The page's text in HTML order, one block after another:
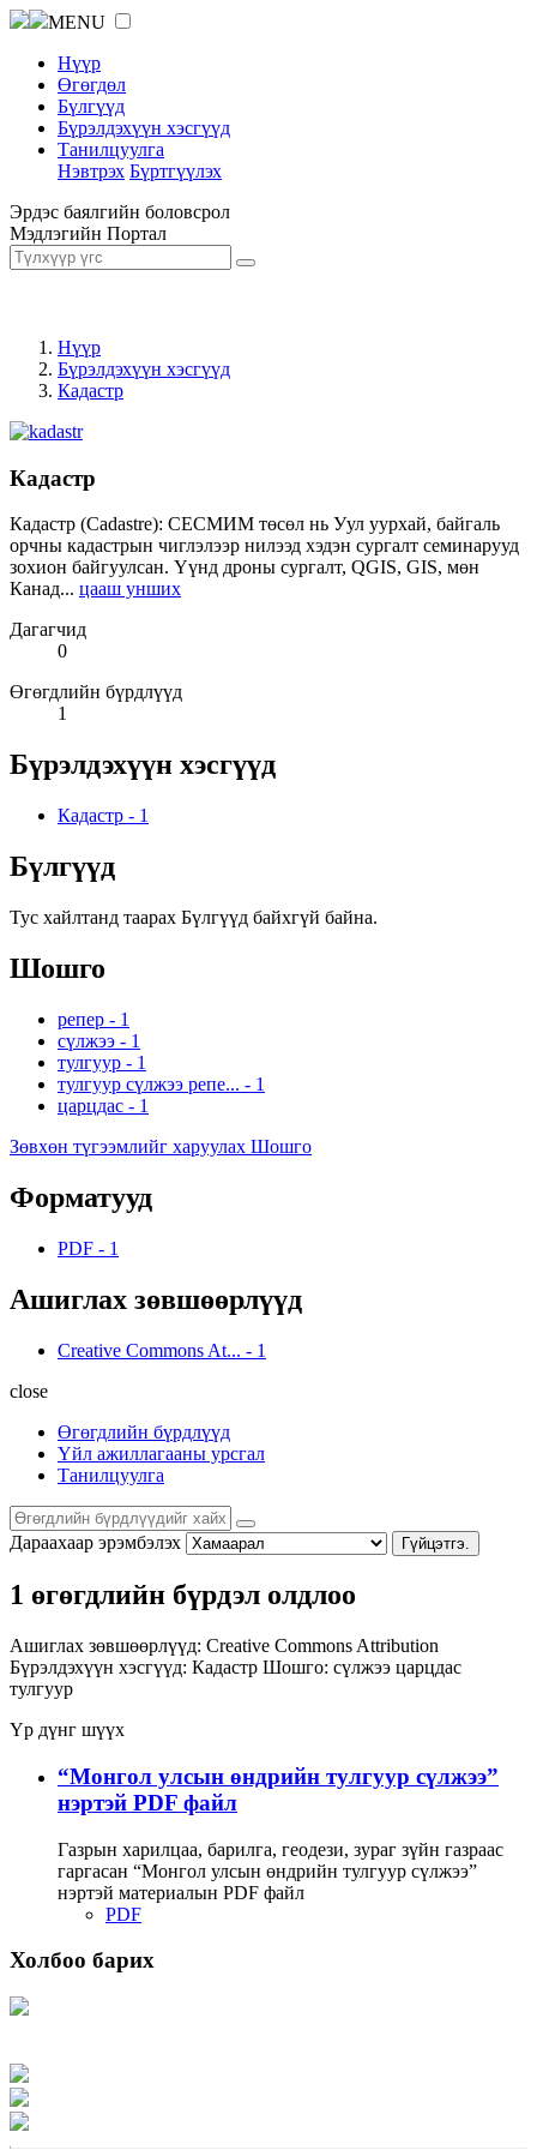
MENU
Нүүр
Өгөгдөл
Бүлгүүд
Бүрэлдэхүүн хэсгүүд
Танилцуулга
Нэвтрэх Бүртгүүлэх
Эрдэс баялгийн боловсрол
Мэдлэгийн Портал
Нүүр
Бүрэлдэхүүн хэсгүүд
Кадастр
Кадастр
Кадастр (Cadastre): СЕСМИМ төсөл нь Уул уурхай, байгаль
орчны кадастрын чиглэлээр нилээд хэдэн сургалт семинарууд
зохион байгуулсан. Үүнд дроны сургалт, QGIS, GIS, мөн
Канад... цааш унших
Дагагчид
0
Өгөгдлийн бүрдлүүд
1
Бүрэлдэхүүн хэсгүүд
Кадастр - 1
Бүлгүүд
Тус хайлтанд таарах Бүлгүүд байхгүй байна.
Шошго
репер - 1
сүлжээ - 1
тулгуур - 1
тулгуур сүлжээ репе... - 1
царцдас - 1
Зөвхөн түгээмлийг харуулах Шошго
Форматууд
PDF - 1
Ашиглах зөвшөөрлүүд
Creative Commons At... - 1
close
Өгөгдлийн бүрдлүүд
Үйл ажиллагааны урсгал
Танилцуулга
Дараахаар эрэмбэлэх Гүйцэтгэ.
1 өгөгдлийн бүрдэл олдлоо
Ашиглах зөвшөөрлүүд: Creative Commons Attribution
Бүрэлдэхүүн хэсгүүд: Кадастр Шошго: сүлжээ царцдас
тулгуур
Үр дүнг шүүх
“Монгол улсын өндрийн тулгуур сүлжээ”
нэртэй PDF файл
Газрын харилцаа, барилга, геодези, зураг зүйн газраас
гаргасан “Монгол улсын өндрийн тулгуур сүлжээ”
нэртэй материалын PDF файл
PDF
Холбоо барих